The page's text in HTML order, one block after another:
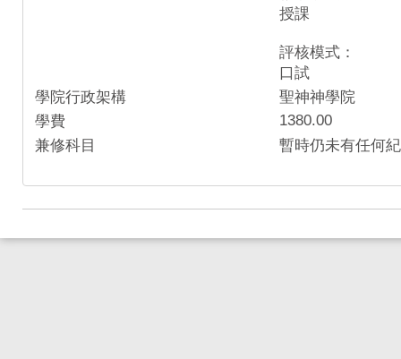
授課
評核模式：
口試
學院行政架構
聖神神學院
學費
1380.00
兼修科目
暫時仍未有任何